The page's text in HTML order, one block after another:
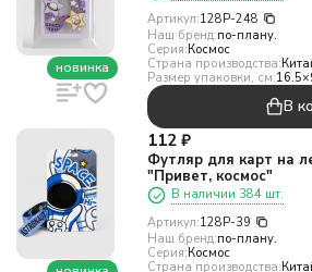
новинка
Артикул:128P-248
Наш бренд:по-плану.
Серия:Космос
Страна производства:
Размер упаковки, см:
В
112 ₽
Футляр для карт на
"Привет, космос"
В наличии 384 шт.
Артикул:128P-39
Наш бренд:по-плану.
Серия:Космос
Страна производства: